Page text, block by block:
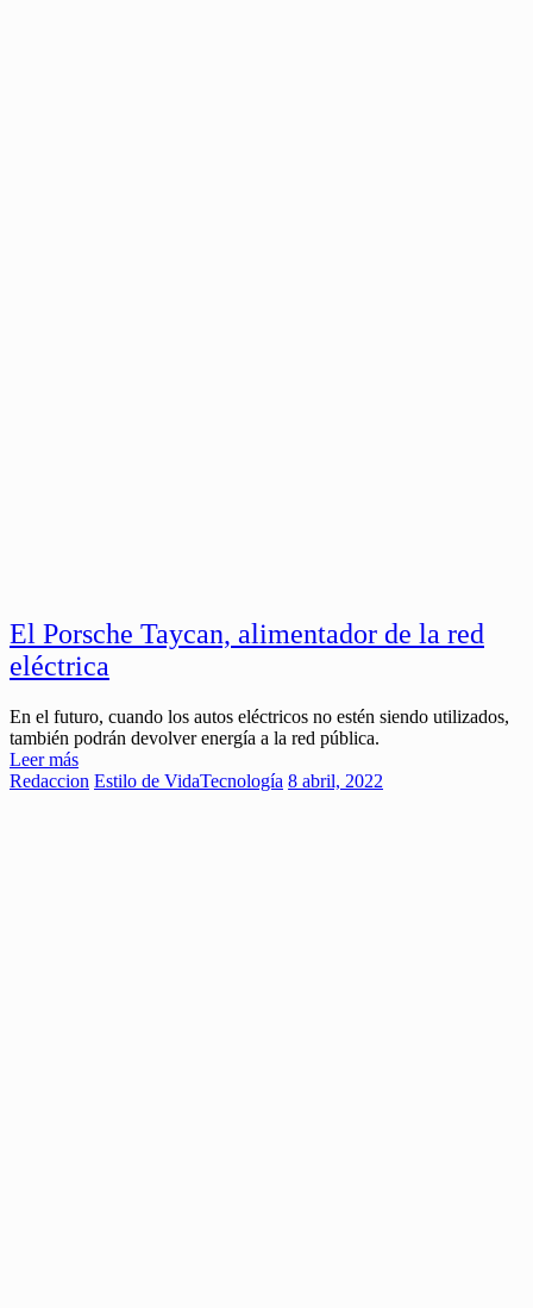
El Porsche Taycan, alimentador de la red
eléctrica
En el futuro, cuando los autos eléctricos no estén siendo utilizados,
también podrán devolver energía a la red pública.
Leer más
Redaccion Estilo de VidaTecnología 8 abril, 2022